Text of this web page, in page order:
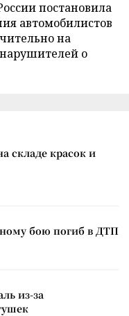
постановила
автомобилистов
на
о
складе красок и
бою погиб в ДТП
из-за